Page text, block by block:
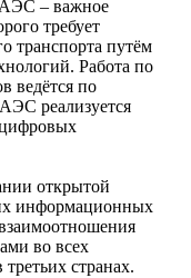
– важное
требует
транспорта путём
Работа по
ведётся по
реализуется
открытой
информационных
во всех
странах.